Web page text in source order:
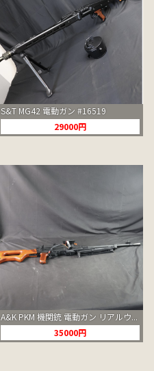
S&T MG42 電動ガン #16519
29000円
A&K PKM 機関銃 電動ガン リアルウ...
35000円